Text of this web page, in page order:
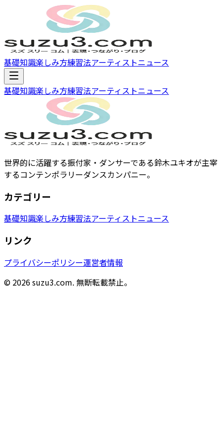
基礎知識楽しみ方練習法アーティストニュース
基礎知識楽しみ方練習法アーティストニュース
世界的に活躍する振付家・ダンサーである鈴木ユキオが主宰
するコンテンポラリーダンスカンパニー。
カテゴリー
基礎知識楽しみ方練習法アーティストニュース
リンク
プライバシーポリシー運営者情報
© 2026 suzu3.com. 無断転載禁止。